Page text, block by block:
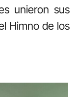
unieron sus
Himno de los